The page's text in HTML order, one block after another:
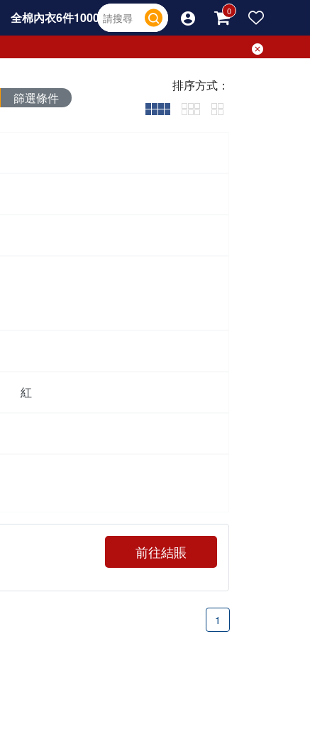
全棉內衣6件1000
篩選條件
排序方式：
紅
前往結賬
1